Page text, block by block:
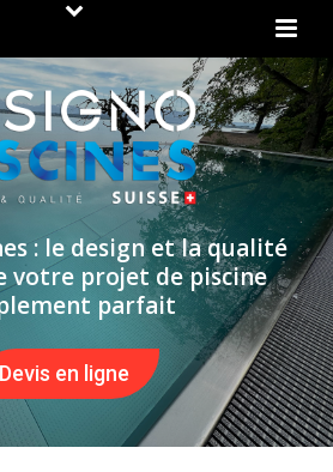
: le design et la qualité
votre projet de piscine
parfait
Devis en ligne